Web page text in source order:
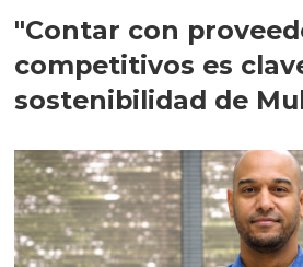
"Contar con
competitivos es
sostenibilidad de